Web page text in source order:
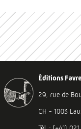
Éditions Favre
29, rue de
CH - 1003